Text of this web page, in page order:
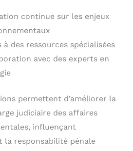
continue sur les enjeux
à des ressources spécialisées
avec des experts en
permettent d’améliorer la
judiciaire des affaires
influençant
la responsabilité pénale